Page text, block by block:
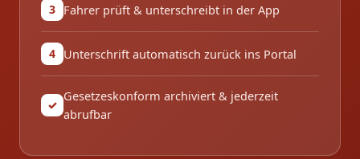
3 Fahrer prüft & unterschreibt in der App
4 Unterschrift automatisch zurück ins Portal
✓
Gesetzeskonform archiviert & jederzeit
abrufbar